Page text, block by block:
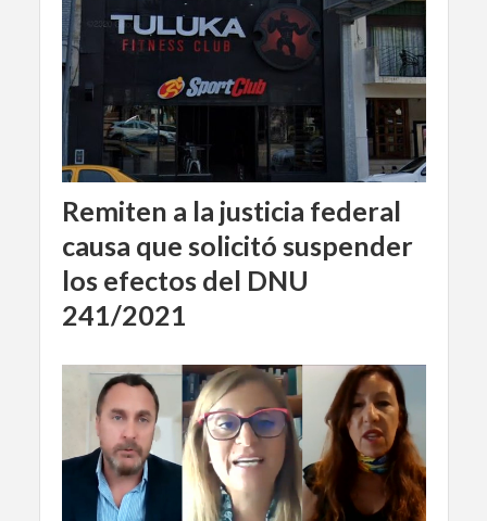
Remiten a la justicia federal
causa que solicitó suspender
los efectos del DNU
241/2021